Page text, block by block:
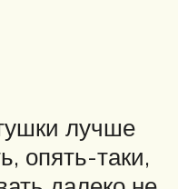
лучше
опять-таки,